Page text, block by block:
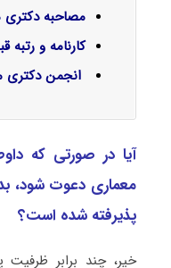
مصاحبه دکتری
کارنامه و رتبه
انجمن دکتری
آیا در صورتی که
ﻣﻌﻤﺎری دعوت شود،
پذیرفته شده است؟
خیر، چند برابر